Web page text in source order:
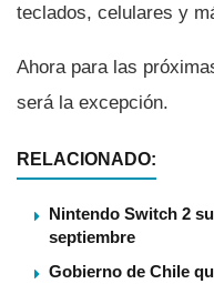
teclados, celulares y
Ahora para las
será la excepción.
RELACIONADO:
Nintendo Switch 2
septiembre
Gobierno de Chile